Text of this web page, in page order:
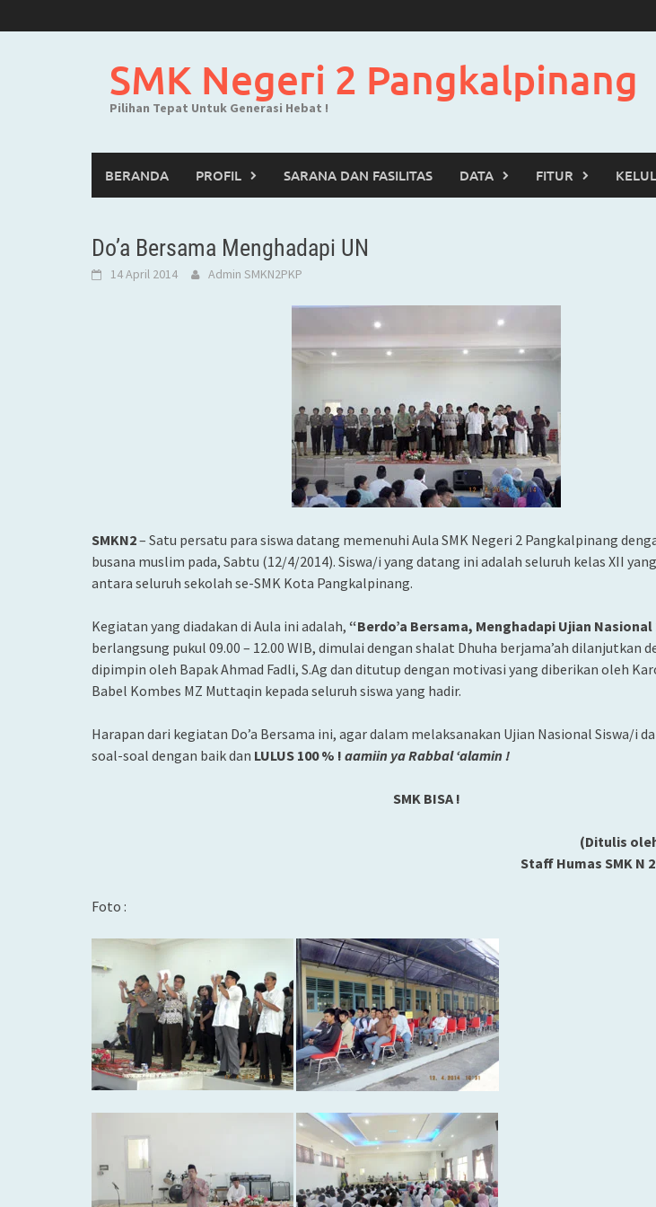
to
SMK Negeri 2 Pangkalpinang
Pilihan Tepat Untuk Generasi Hebat !
BERANDA PROFIL SARANA DAN FASILITAS DATA FITUR
Do’a Bersama Menghadapi UN
14 April 2014 Admin SMKN2PKP
SMKN2– Satu persatu para siswa datang memenuhi Aula SMK Negeri 2 Pangkalpinang
busana muslim pada, Sabtu (12/4/2014). Siswa/i yang datang ini adalah seluruh kelas XII
antara seluruh sekolah se-SMK Kota Pangkalpinang.
Kegiatan yang diadakan di Aula ini adalah, “Berdo’a Bersama, Menghadapi Ujian Nasional
berlangsung pukul 09.00 – 12.00 WIB, dimulai dengan shalat Dhuha berjama’ah dilanjutkan
dipimpin oleh Bapak Ahmad Fadli, S.Ag dan ditutup dengan motivasi yang diberikan oleh
Babel Kombes MZ Muttaqin kepada seluruh siswa yang hadir.
Harapan dari kegiatan Do’a Bersama ini, agar dalam melaksanakan Ujian Nasional Siswa/i
soal-soal dengan baik dan LULUS 100 % ! aamiin ya Rabbal ‘alamin !
SMK BISA !
(Ditulis
Staff Humas SMK N
Foto :